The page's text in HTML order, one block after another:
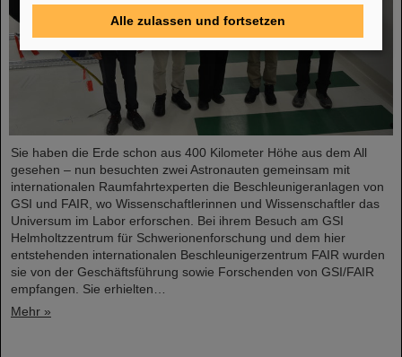
Sie haben die Erde schon aus 400 Kilometer Höhe aus dem All
gesehen – nun besuchten zwei Astronauten gemeinsam mit
internationalen Raumfahrtexperten die Beschleunigeranlagen von
GSI und FAIR, wo Wissenschaftlerinnen und Wissenschaftler das
Universum im Labor erforschen. Bei ihrem Besuch am GSI
Helmholtzzentrum für Schwerionenforschung und dem hier
entstehenden internationalen Beschleunigerzentrum FAIR wurden
sie von der Geschäftsführung sowie Forschenden von GSI/FAIR
empfangen. Sie erhielten…
Mehr »
Alle zulassen und fortsetzen